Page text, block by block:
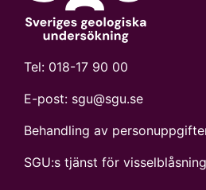
Tel: 018-17 90 00
E-post: sgu@sgu.se
Behandling av
SGU:s tjänst för visselblåsning